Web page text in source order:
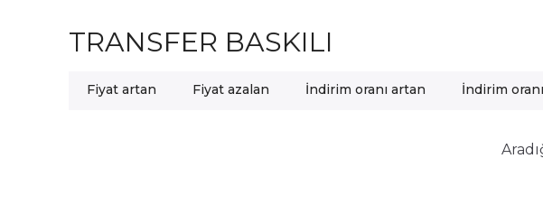
TRANSFER BASKILI
Fiyat artan Fiyat azalan İndirim oranı artan İndirim